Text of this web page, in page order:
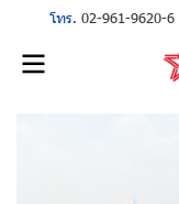
โทร. 02-961-9620-6